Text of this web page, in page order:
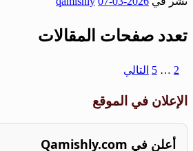
Share
تعدد صفحات المقالات
2
…
5 التالي
الإعلان في الموقع
أعلن في Qamishly.com